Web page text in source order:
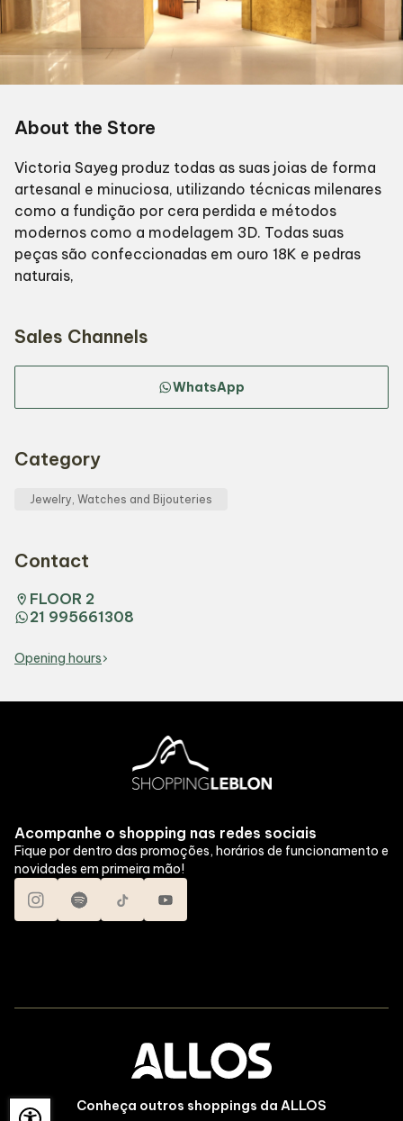
About the Store
Victoria Sayeg produz todas as suas joias de forma
artesanal e minuciosa, utilizando técnicas milenares
como a fundição por cera perdida e métodos
modernos como a modelagem 3D. Todas suas
peças são confeccionadas em ouro 18K e pedras
naturais,
Sales Channels
WhatsApp
Category
Jewelry, Watches and Bijouteries
Contact
FLOOR 2
21 995661308
Opening hours
Acompanhe o shopping nas redes sociais
Fique por dentro das promoções, horários de funcionamento e
novidades em primeira mão!
Conheça outros shoppings da ALLOS